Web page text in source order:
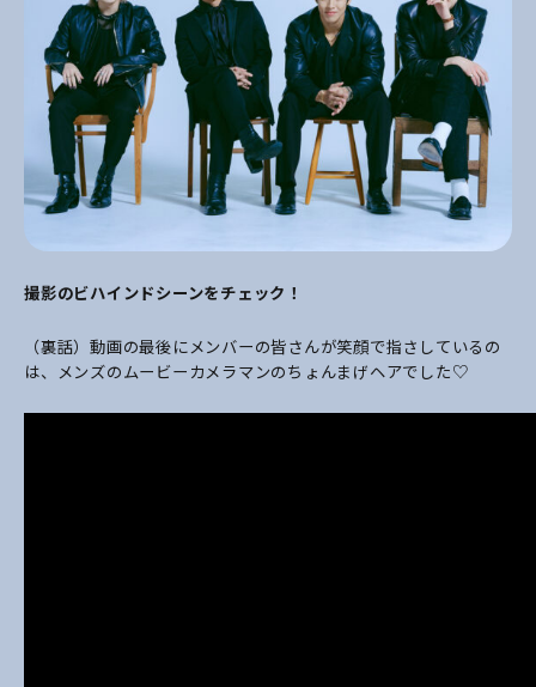
撮影のビハインドシーンをチェック！
（裏話）動画の最後にメンバーの皆さんが笑顔で指さしているの
は、メンズのムービーカメラマンのちょんまげヘアでした♡